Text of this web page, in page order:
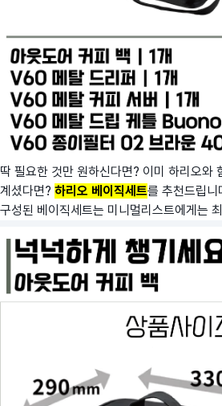
딱 필요한 것만 원하신다면? 이미 하리오와
계셨다면? 하리오 베이직세트를 추천드립니
구성된 베이직세트는 미니멀리스트에게는